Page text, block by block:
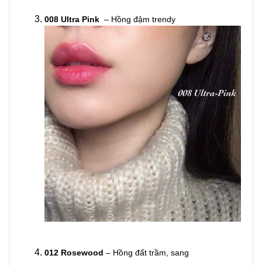
008 Ultra Pink – Hồng đậm trendy
012 Rosewood – Hồng đất trầm, sang